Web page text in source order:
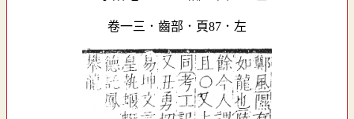
卷一三．齒部．頁87．左